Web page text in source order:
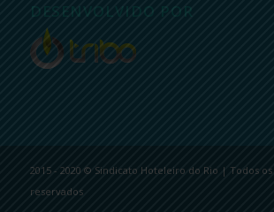
DESENVOLVIDO POR
2015 - 2020 © Sindicato Hoteleiro do Rio | Todos
reservados